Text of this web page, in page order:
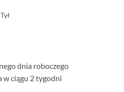
Tył
dnia roboczego
w ciągu 2 tygodni